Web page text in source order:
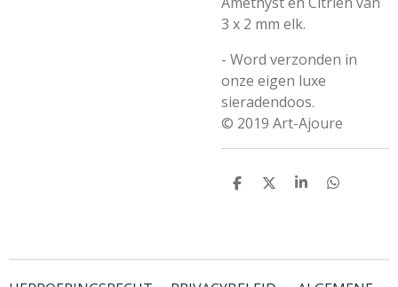
3 x 2 mm elk.
- Word verzonden in
onze eigen luxe
sieradendoos.
© 2019 Art-Ajoure
D
D
S
D